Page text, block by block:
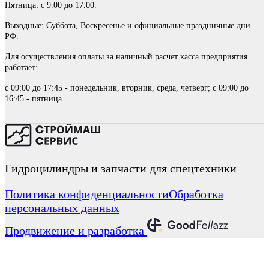
Пятница: с 9.00 до 17.00.
Выходные: Суббота, Воскресенье и официальные праздничные дни
РФ.
Для осуществления оплаты за наличный расчет касса предприятия
работает:
с 09:00 до 17:45 - понедельник, вторник, среда, четверг; с 09:00 до
16:45 - пятница.
Гидроцилиндры и запчасти для спецтехники
Политика конфиденциальностиОбработка
персональных данных
Продвижение и разработка